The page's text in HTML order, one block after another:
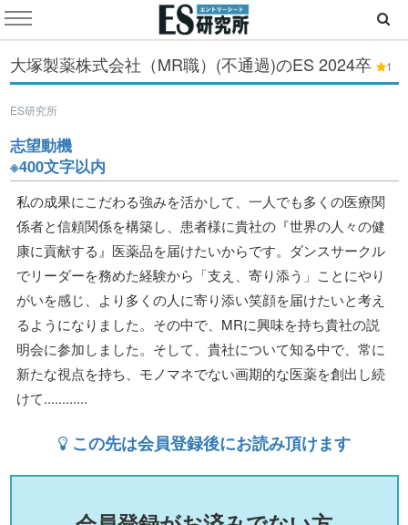
大塚製薬株式会社（MR職）(不通過)のES 2024卒 1
ES研究所
志望動機
※400文字以内
私の成果にこだわる強みを活かして、一人でも多くの医療関
係者と信頼関係を構築し、患者様に貴社の『世界の人々の健
康に貢献する』医薬品を届けたいからです。ダンスサークル
でリーダーを務めた経験から「支え、寄り添う」ことにやり
がいを感じ、より多くの人に寄り添い笑顔を届けたいと考え
るようになりました。その中で、MRに興味を持ち貴社の説
明会に参加しました。そして、貴社について知る中で、常に
新たな視点を持ち、モノマネでない画期的な医薬を創出し続
けて............
この先は会員登録後にお読み頂けます